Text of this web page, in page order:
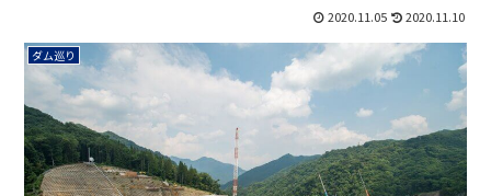
2020.11.05 2020.11.10
ダム巡り